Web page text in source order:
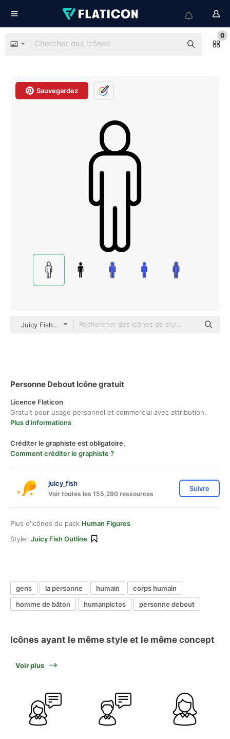
0
Sauvegardez
Juicy Fish Outline
Personne Debout Icône gratuit
Licence Flaticon
Gratuit pour usage personnel et commercial avec attribution.
Plus d'informations
Créditer le graphiste est obligatoire.
Comment créditer le graphiste ?
juicy_fish
Voir toutes les 155,290 ressources
Suivre
Plus d'icônes du pack Human Figures
Style: Juicy Fish Outline
gens la personne humain
corps humain
homme de bâton
humanpictos personne debout
Icônes ayant le même style et le même concept
Voir plus